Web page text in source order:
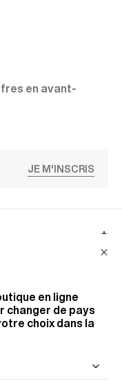
en avant-
JE M'INSCRIS
en ligne
changer de pays
choix dans la